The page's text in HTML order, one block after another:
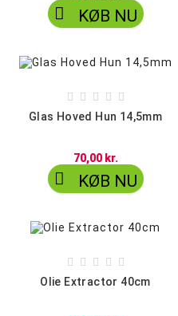
 KØB NU
    
Glas Hoved Hun 14,5mm
70,00 kr.
 KØB NU
    
Olie Extractor 40cm